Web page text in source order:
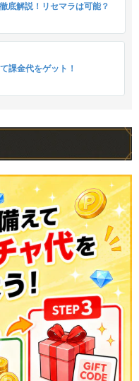
底解説！リセマラは可能？
課金代をゲット！